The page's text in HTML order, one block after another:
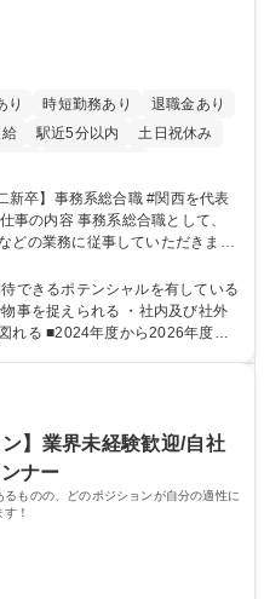
り 時短勤務あり
退職金あり
駅近5分以内
土日祝休み
どの業務に従事していただきま
労業務 ■海外に関係する各種業
の配属
本人の適性及び将来のキャリアを
【育成】OJTでの現場育成や研
できるポテンシャルを有している
事を捉えられる ・社内及び社外
年度ま
定化や気候変動による自然災害の
決の重要性が高まっています。
な社会の実現に貢献してまいりま
力： 資格：
】業界未経験歓迎/自社
ナー
るものの、どのポジションが自分の適性に
！